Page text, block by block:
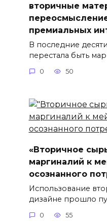
вторичные
премиальных
В последние
перестала быть
0 50
«Вторичное
маргиналий к
осознанного
Использование
дизайне прошло
0 55